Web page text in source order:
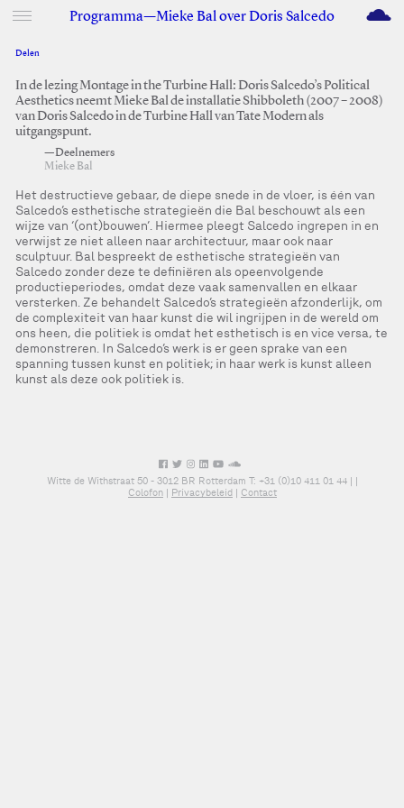
Programma—Mieke Bal over Doris Salcedo M
Delen
In de lezing Montage in the Turbine Hall: Doris Salcedo’s Political
Aesthetics neemt Mieke Bal de installatie Shibboleth (2007 – 2008)
van Doris Salcedo in de Turbine Hall van Tate Modern als
uitgangspunt.
—Deelnemers
Mieke Bal
Het destructieve gebaar, de diepe snede in de vloer, is één van
Salcedo’s esthetische strategieën die Bal beschouwt als een
wijze van ‘(ont)bouwen’. Hiermee pleegt Salcedo ingrepen in en
verwijst ze niet alleen naar architectuur, maar ook naar
sculptuur. Bal bespreekt de esthetische strategieën van
Salcedo zonder deze te definiëren als opeenvolgende
productieperiodes, omdat deze vaak samenvallen en elkaar
versterken. Ze behandelt Salcedo’s strategieën afzonderlijk, om
de complexiteit van haar kunst die wil ingrijpen in de wereld om
ons heen, die politiek is omdat het esthetisch is en vice versa, te
demonstreren. In Salcedo’s werk is er geen sprake van een
spanning tussen kunst en politiek; in haar werk is kunst alleen
kunst als deze ook politiek is.
Witte de Withstraat 50 - 3012 BR Rotterdam T: +31 (0)10 411 01 44 | |
Colofon| Privacybeleid| Contact